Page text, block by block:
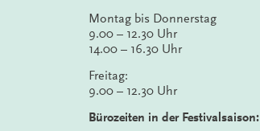
Montag bis Donnerstag
9.00 – 12.30 Uhr
14.00 – 16.30 Uhr
Freitag:
9.00 – 12.30 Uhr
Bürozeiten in der Festivalsaison: